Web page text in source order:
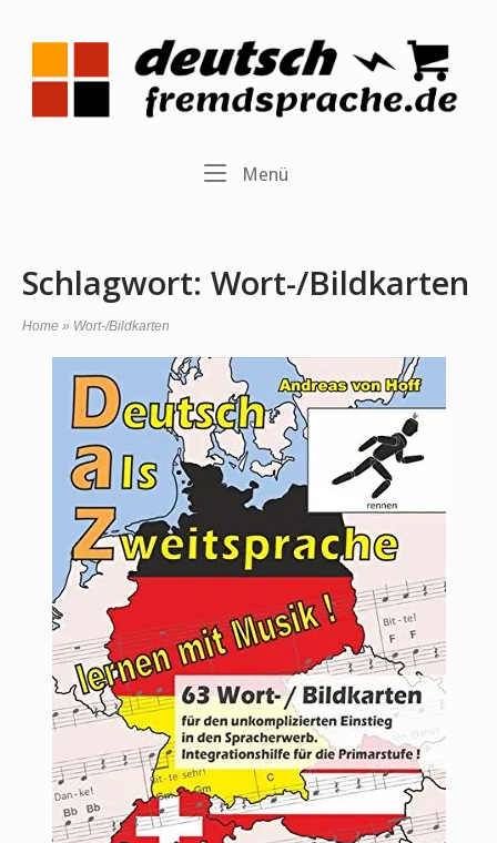
Home
Menü
Schlagwort: Wort-/Bildkarten
Home » Wort-/Bildkarten